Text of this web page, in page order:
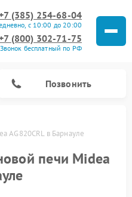
(385) 254-68-04
с 10:00 до 20:00
(800) 302-71-75
Звонок бесплатный по РФ
Позвонить
AG820CRL в Барнауле
печи Midea